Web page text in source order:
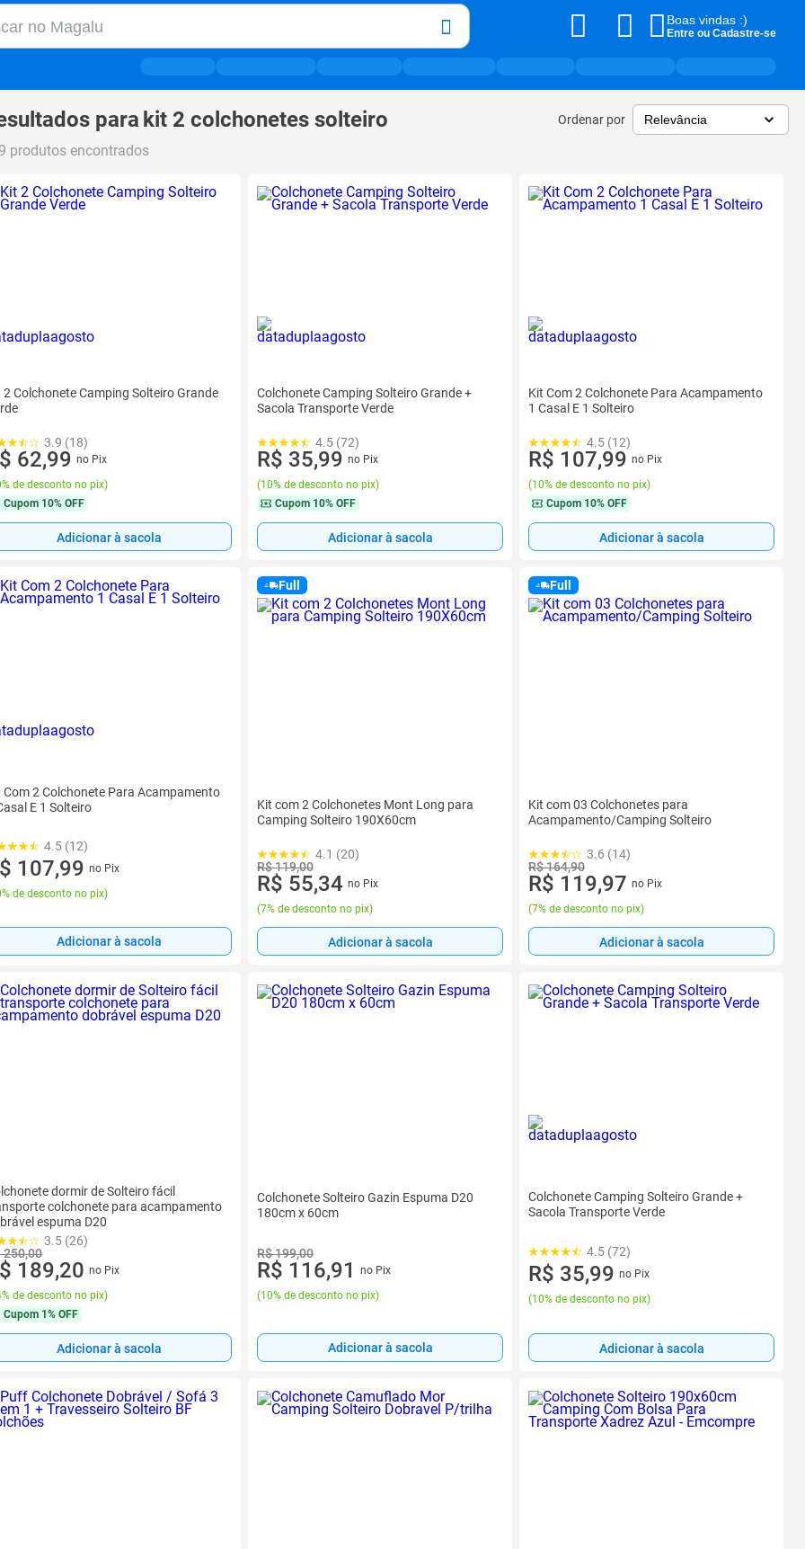
no Magalu
Boas vindas :)
Entre ou Cadastre-se
para kit 2 colchonetes solteiro Ordenar por
produtos encontrados
2 Colchonete Camping Solteiro Grande
3.9 (18)
62,99 no Pix
de desconto no pix)
Cupom 10% OFF
Adicionar à sacola
Colchonete Camping Solteiro Grande +
Sacola Transporte Verde
4.5 (72)
R$ 35,99 no Pix
(10% de desconto no pix)
Cupom 10% OFF
Adicionar à sacola
Kit Com 2 Colchonete Para Acampamento
1 Casal E 1 Solteiro
4.5 (12)
R$ 107,99 no Pix
(10% de desconto no pix)
Cupom 10% OFF
Adicionar à sacola
Com 2 Colchonete Para Acampamento
E 1 Solteiro
4.5 (12)
107,99 no Pix
de desconto no pix)
Adicionar à sacola
Full
Kit com 2 Colchonetes Mont Long para
Camping Solteiro 190X60cm
4.1 (20)
R$ 119,00
R$ 55,34 no Pix
(7% de desconto no pix)
Adicionar à sacola
Full
Kit com 03 Colchonetes para
Acampamento/Camping Solteiro
3.6 (14)
R$ 164,90
R$ 119,97 no Pix
(7% de desconto no pix)
Adicionar à sacola
dormir de Solteiro fácil
colchonete para acampamento
espuma D20
3.5 (26)
250,00
189,20 no Pix
de desconto no pix)
Cupom 1% OFF
Adicionar à sacola
Colchonete Solteiro Gazin Espuma D20
180cm x 60cm
R$ 199,00
R$ 116,91
no Pix
(10% de desconto no pix)
Adicionar à sacola
Colchonete Camping Solteiro Grande +
Sacola Transporte Verde
4.5 (72)
R$ 35,99 no Pix
(10% de desconto no pix)
Adicionar à sacola